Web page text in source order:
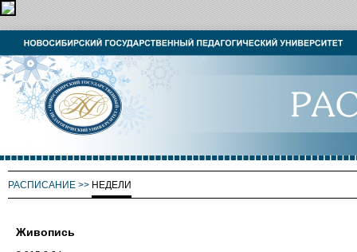
РАСПИСАНИЕ >> НЕДЕЛИ
Живопись